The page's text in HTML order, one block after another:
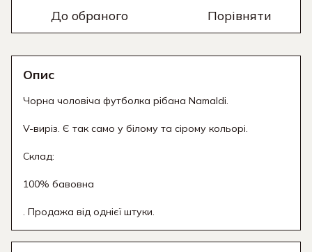
До обраного Порівняти
Опис
Чорна чоловіча футболка рібана Namaldi.
V-виріз. Є так само у білому та сірому кольорі.
Склад:
100% бавовна
. Продажа від однієї штуки.